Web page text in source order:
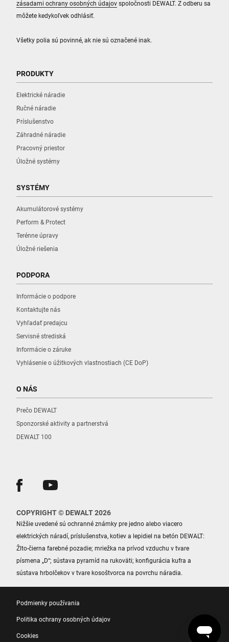
Všetky polia sú povinné, ak nie sú označené inak.
zásadami ochrany osobných údajov spoločnosti DEWALT. Z odberu sa
môžete kedykoľvek odhlásiť.
PRODUKTY
Elektrické náradie
Ručné náradie
Príslušenstvo
Záhradné náradie
Pracovný priestor
Úložné systémy
SYSTÉMY
Akumulátorové systémy
Perform & Protect
Terénne úpravy
Úložné riešenia
PODPORA
Informácie o podpore
Kontaktujte nás
Vyhľadať predajcu
Servisné strediská
Informácie o záruke
Vyhlásenie o úžitkových vlastnostiach (CE DoP)
O NÁS
Prečo DEWALT
Sponzorské aktivity a partnerstvá
DEWALT 100
COPYRIGHT © DEWALT 2026
Nižšie uvedené sú ochranné známky pre jedno alebo viacero
elektrických náradí, príslušenstva, kotiev a lepidiel na betón DEWALT:
Žlto-čierna farebné pozadie; mriežka na prívod vzduchu v tvare
písmena „D“; sústava pyramíd na rukoväti; konfigurácia kufra a
sústava hrbolčekov v tvare kosoštvorca na povrchu náradia.
Podmienky používania
Politika ochrany osobných údajov
Cookies